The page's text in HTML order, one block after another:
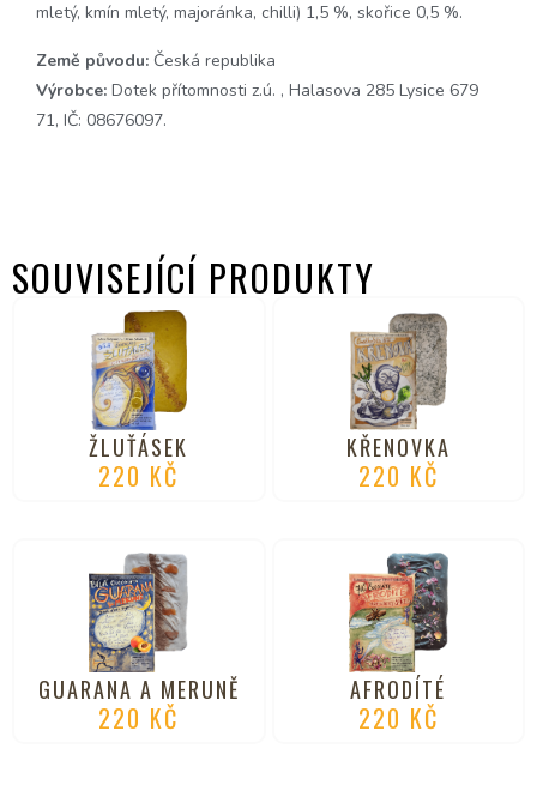
mletý, kmín mletý, majoránka, chilli) 1,5 %, skořice 0,5 %.
Země původu: Česká republika
Výrobce: Dotek přítomnosti z.ú. , Halasova 285 Lysice 679
71, IČ: 08676097.
SOUVISEJÍCÍ PRODUKTY
ŽLUŤÁSEK
220 KČ
KŘENOVKA
220 KČ
GUARANA A MERUNĚ
220 KČ
AFRODÍTÉ
220 KČ